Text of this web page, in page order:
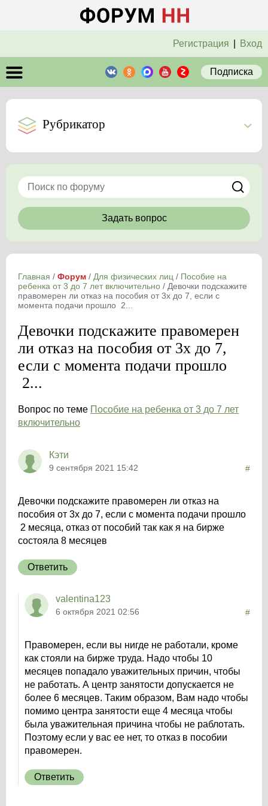
Регистрация Вход
Подписка
Рубрикатор
Задать вопрос
Главная / Форум / Для физических лиц / Пособие на
ребенка от 3 до 7 лет включительно / Девочки подскажите
правомерен ли отказ на пособия от 3х до 7, если с
момента подачи прошло 2...
Девочки подскажите правомерен
ли отказ на пособия от 3х до 7,
если с момента подачи прошло
2...
Вопрос по теме Пособие на ребенка от 3 до 7 лет
включительно
Кэти
9 сентября 2021 15:42 #
Девочки подскажите правомерен ли отказ на
пособия от 3х до 7, если с момента подачи прошло
2 месяца, отказ от пособий так как я на бирже
состояла 8 месяцев
Ответить
valentina123
6 октября 2021 02:56 #
Правомерен, если вы нигде не работали, кроме
как стояли на бирже труда. Надо чтобы 10
месяцев попадало уважительных причин, чтобы
не работать. А центр занятости допускается не
более 6 месяцев. Таким образом, Вам надо чтобы
помимо центра занятости еще 4 месяца чтобы
была уважительная причина чтобы не раблотать.
Поэтому если у вас ее нет, то отказ в пособии
правомерен.
Ответить